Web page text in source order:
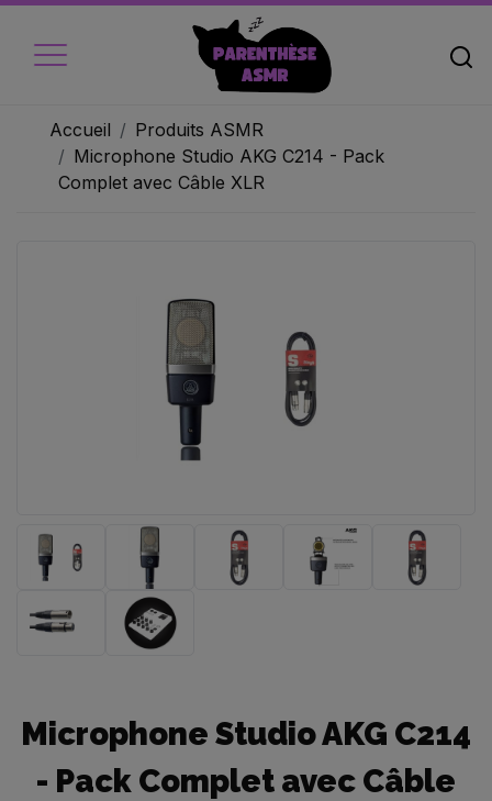
Accueil
Produits ASMR
Microphone Studio AKG C214 - Pack
Complet avec Câble XLR
Microphone Studio AKG C214
- Pack Complet avec Câble